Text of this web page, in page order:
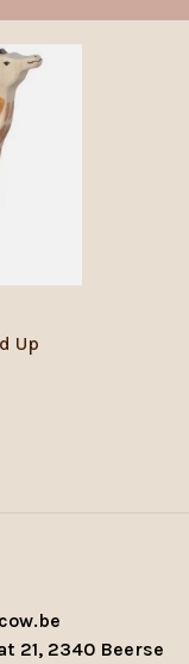
Up
21, 2340 Beerse